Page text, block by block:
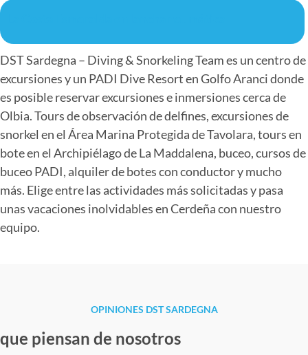
DST Sardegna – Diving & Snorkeling Team es un centro de
excursiones y un PADI Dive Resort en Golfo Aranci donde
es posible reservar excursiones e inmersiones cerca de
Olbia. Tours de observación de delfines, excursiones de
snorkel en el Área Marina Protegida de Tavolara, tours en
bote en el Archipiélago de La Maddalena, buceo, cursos de
buceo PADI, alquiler de botes con conductor y mucho
más. Elige entre las actividades más solicitadas y pasa
unas vacaciones inolvidables en Cerdeña con nuestro
equipo.
OPINIONES DST SARDEGNA
que piensan de nosotros